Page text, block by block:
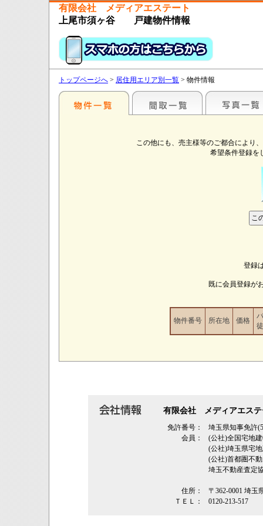
有限会社 メディアエステート
上尾市須ヶ谷 戸建物件情報
トップページへ > 居住用エリア別一覧 > 物件情報
この他にも、売主様等のご都合により
希望条件登録を
登録
既に会員登録が
物件番号 所在地 価格
有限会社 メディアエステ
免許番号：
埼玉県知事免許
会員：
(公社)全国宅地
(公社)埼玉県宅
(公社)首都圏不
埼玉不動産査定
住所：
〒362‐0001 埼玉
ＴＥＬ：
0120-213-517